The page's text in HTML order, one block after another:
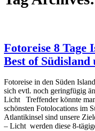
Fotoreise 8 Tage
Best of
Fotoreise in den Süden
sich evtl. noch geringfügig
Licht Treffender könnte
schönsten Fotolocations im
Atlantikinsel sind unsere
– Licht werden diese 8-